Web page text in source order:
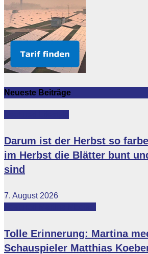
Neueste Beiträge
Darum ist der Herbst so
im Herbst die Blätter bunt
sind
7. August 2026
Tolle Erinnerung: Martina
Schauspieler Matthias